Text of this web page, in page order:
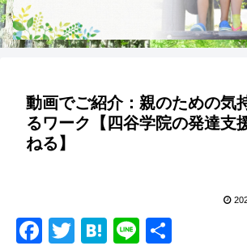
動画でご紹介：親のための気
るワーク【四谷学院の発達支
ねる】
F
T
H
Li